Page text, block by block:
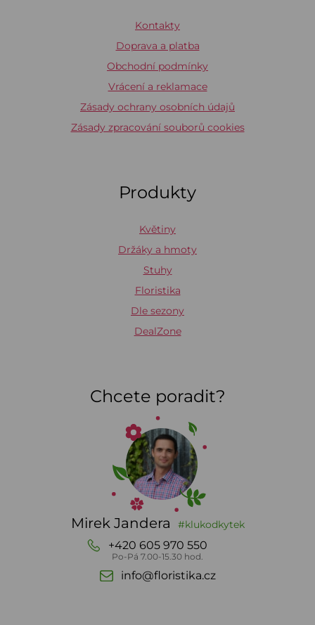
Kontakty
Doprava a platba
Obchodní podmínky
Vrácení a reklamace
Zásady ochrany osobních údajů
Zásady zpracování souborů cookies
Produkty
Květiny
Držáky a hmoty
Stuhy
Floristika
Dle sezony
DealZone
Chcete poradit?
Mirek Jandera #klukodkytek
+420 605 970 550
Po-Pá 7.00-15.30 hod.
info@floristika.cz